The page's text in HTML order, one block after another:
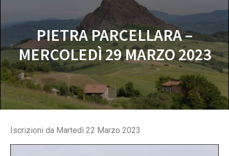
PIETRA PARCELLARA –
MERCOLEDÌ 29 MARZO 2023
Iscrizioni da Martedì 22 Marzo 2023